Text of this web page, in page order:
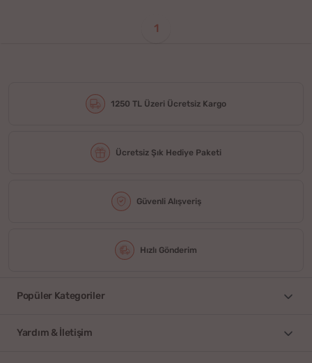
1
1250 TL Üzeri Ücretsiz Kargo
Ücretsiz Şık Hediye Paketi
Güvenli Alışveriş
Hızlı Gönderim
Popüler Kategoriler
Yardım & İletişim